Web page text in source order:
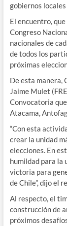
gobiernos
El encuentro,
Congreso
nacionales de
de todos los
próximas
De esta manera,
Jaime Mulet
Convocatoria
Atacama,
“Con esta
crear la unidad
elecciones. En
humildad para la
victoria para
de Chile”, dijo el
Al respecto, el
construcción de
próximos